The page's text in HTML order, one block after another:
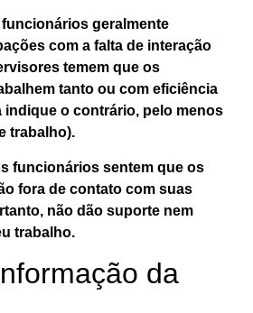
geralmente
com a falta de interação
temem que os
tanto ou com eficiência
indique o contrário, pelo menos
trabalho).
funcionários sentem que os
fora de contato com suas
não dão suporte nem
trabalho.
da